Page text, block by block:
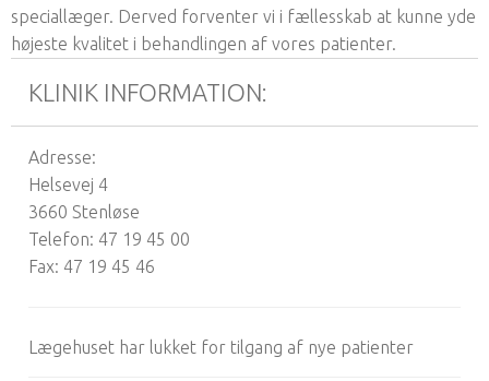
speciallæger. Derved forventer vi i fællesskab at kunne yde
højeste kvalitet i behandlingen af vores patienter.
KLINIK INFORMATION:
Adresse:
Helsevej 4
3660 Stenløse
Telefon: 47 19 45 00
Fax: 47 19 45 46
Lægehuset har lukket for tilgang af nye patienter